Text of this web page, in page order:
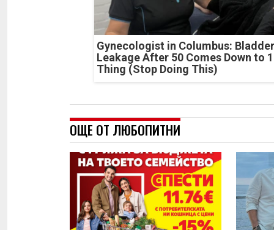
Gynecologist in Columbus: Bladder
Leakage After 50 Comes Down to 1
Thing (Stop Doing This)
ОЩЕ ОТ ЛЮБОПИТНИ